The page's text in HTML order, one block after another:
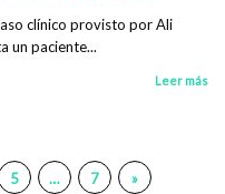
clínico provisto por Ali
un paciente...
Leer más
5 … 7 »